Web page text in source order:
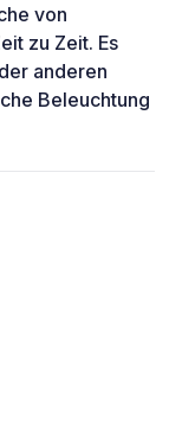
von
zu Zeit. Es
anderen
Beleuchtung